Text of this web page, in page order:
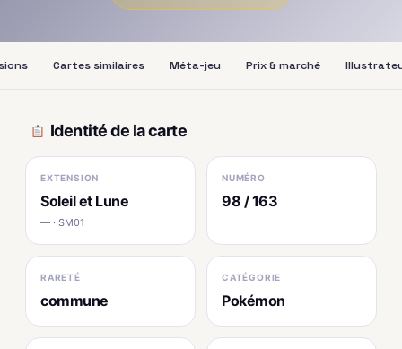
Cartes similaires Méta-jeu Prix & marché
Identité de la carte
EXTENSION
Soleil et Lune
— · SM01
NUMÉRO
98 / 163
RARETÉ
commune
CATÉGORIE
Pokémon